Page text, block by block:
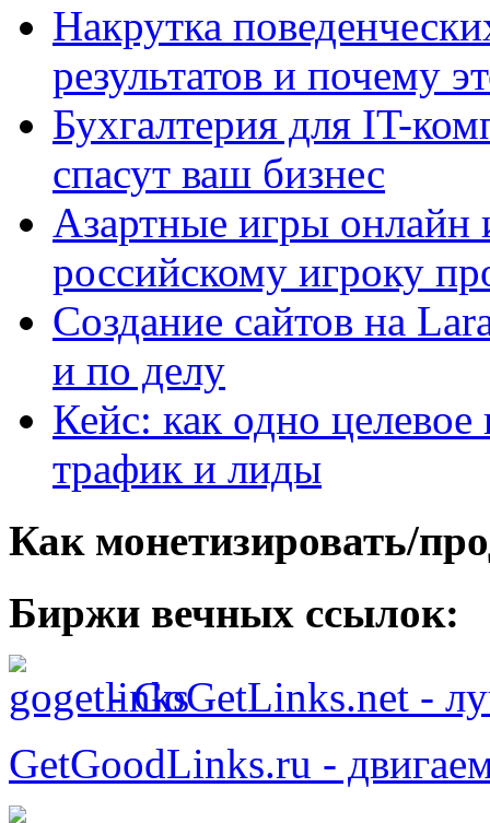
Накрутка
результатов и почему
Бухгалтерия для IT-
спасут ваш бизнес
Азартные игры онлайн
российскому игроку
Создание сайтов на
и по делу
Кейс: как одно
трафик и лиды
Как монетизировать/
Биржи вечных ссылок:
- GoGetLinks.net -
GetGoodLinks.ru -